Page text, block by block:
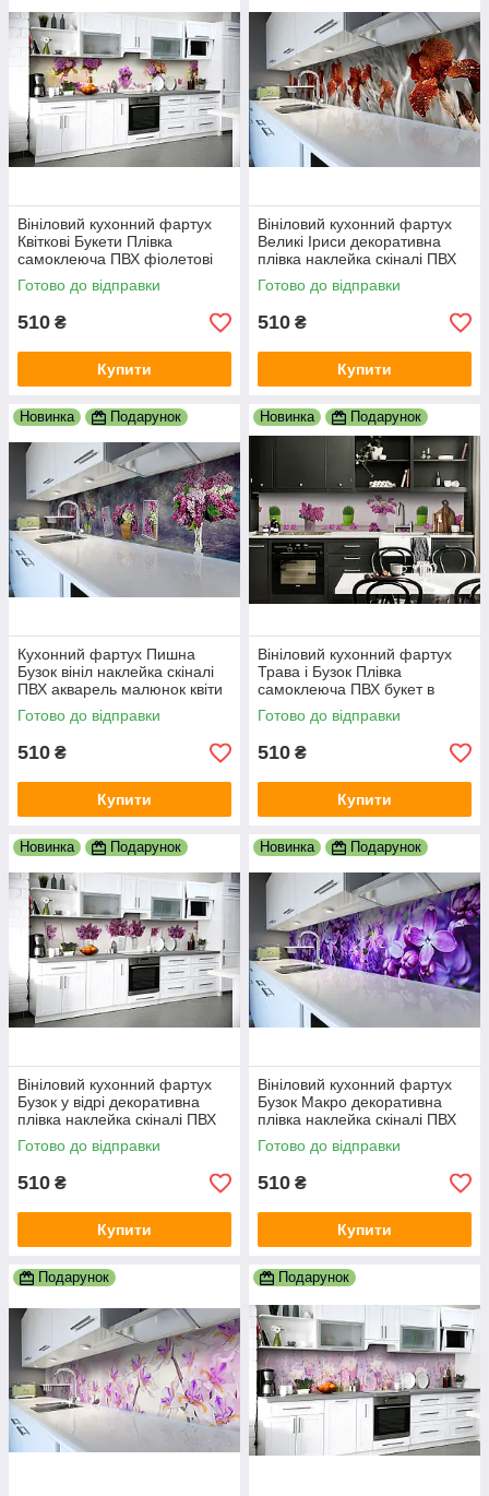
Вініловий кухонний фартух
Квіткові Букети Плівка
самоклеюча ПВХ фіолетові
бутони Бежевий 600х2000
мм
Готово до відправки
510 ₴
Купити
Вініловий кухонний фартух
Великі Іриси декоративна
плівка наклейка скіналі ПВХ
квіти Сірий 600х2000 мм
Готово до відправки
510 ₴
Купити
Новинка Подарунок
Кухонний фартух Пишна
Бузок вініл наклейка скіналі
ПВХ акварель малюнок квіти
Фіолетовий 600х2000 мм
Готово до відправки
510 ₴
Купити
Новинка Подарунок
Вініловий кухонний фартух
Трава і Бузок Плівка
самоклеюча ПВХ букет в
горщику Сірий 600х2000 мм
Готово до відправки
510 ₴
Купити
Новинка Подарунок
Вініловий кухонний фартух
Бузок у відрі декоративна
плівка наклейка скіналі ПВХ
букети квіти Сірий 600х2000
мм
Готово до відправки
510 ₴
Купити
Новинка Подарунок
Вініловий кухонний фартух
Бузок Макро декоративна
плівка наклейка скіналі ПВХ
квіти Фіолетовий 600х2000
мм
Готово до відправки
510 ₴
Купити
Подарунок Подарунок